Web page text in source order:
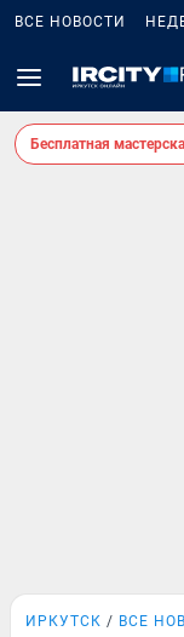
ВСЕ НОВОСТИ
Бесплатная
ИРКУТСК ВСЕ